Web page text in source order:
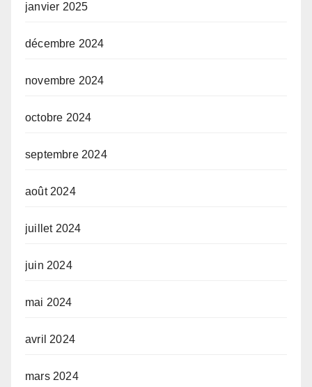
janvier 2025
décembre 2024
novembre 2024
octobre 2024
septembre 2024
août 2024
juillet 2024
juin 2024
mai 2024
avril 2024
mars 2024